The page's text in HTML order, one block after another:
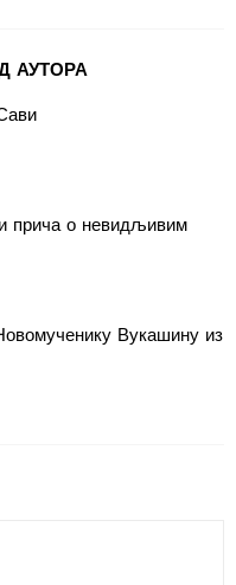
АУТОРА
прича о невидљивим
Вукашину из